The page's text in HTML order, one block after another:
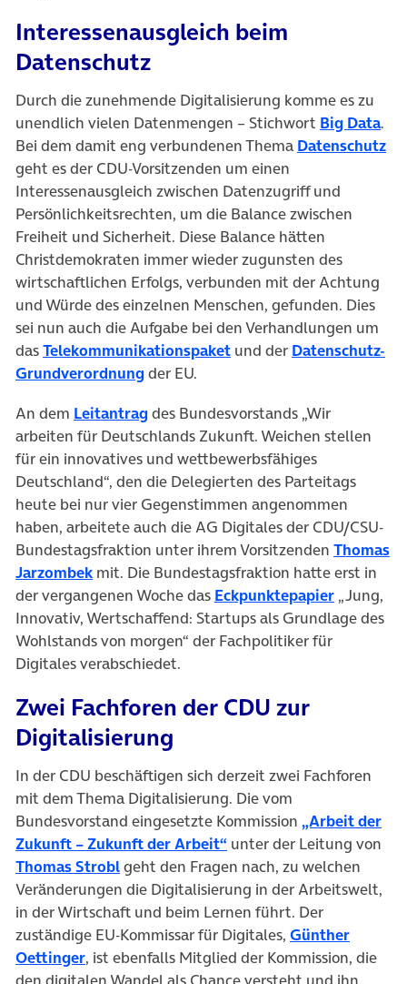
Interessenausgleich beim
Datenschutz
Durch die zunehmende Digitalisierung komme es zu
unendlich vielen Datenmengen – Stichwort Big Data.
Bei dem damit eng verbundenen Thema Datenschutz
geht es der CDU-Vorsitzenden um einen
Interessenausgleich zwischen Datenzugriff und
Persönlichkeitsrechten, um die Balance zwischen
Freiheit und Sicherheit. Diese Balance hätten
Christdemokraten immer wieder zugunsten des
wirtschaftlichen Erfolgs, verbunden mit der Achtung
und Würde des einzelnen Menschen, gefunden. Dies
sei nun auch die Aufgabe bei den Verhandlungen um
dasTelekommunikationspaket und der Datenschutz-
Grundverordnungder EU.
An dem Leitantragdes Bundesvorstands „Wir
arbeiten für Deutschlands Zukunft. Weichen stellen
für ein innovatives und wettbewerbsfähiges
Deutschland“, den die Delegierten des Parteitags
heute bei nur vier Gegenstimmen angenommen
haben, arbeitete auch die AG Digitales der CDU/CSU-
Bundestagsfraktion unter ihrem Vorsitzenden Thomas
Jarzombek mit. Die Bundestagsfraktion hatte erst in
der vergangenen Woche das Eckpunktepapier „Jung,
Innovativ, Wertschaffend: Startups als Grundlage des
Wohlstands von morgen“ der Fachpolitiker für
Digitales verabschiedet.
Zwei Fachforen der CDU zur
Digitalisierung
In der CDU beschäftigen sich derzeit zwei Fachforen
mit dem Thema Digitalisierung. Die vom
Bundesvorstand eingesetzte Kommission „Arbeit der
Zukunft – Zukunft der Arbeit“ unter der Leitung von
Thomas Stroblgeht den Fragen nach, zu welchen
Veränderungen die Digitalisierung in der Arbeitswelt,
in der Wirtschaft und beim Lernen führt. Der
zuständige EU-Kommissar für Digitales, Günther
Oettinger, ist ebenfalls Mitglied der Kommission, die